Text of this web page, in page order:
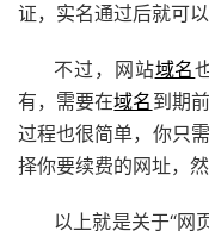
证，实名通过后就可
不过，网站域名
有，需要在域名 到期
过程也很简单，你只
择你要续费的网址，
以上就是关于“网